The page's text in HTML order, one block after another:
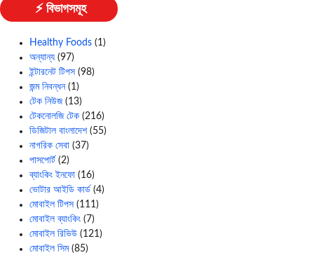
⚡ বিভাগসমূহ
Healthy Foods (1)
অন্যান্য (97)
ইন্টারনেট টিপস (98)
জন্ম নিবন্ধন(1)
টেক নিউজ(13)
টেকনোলজি টেক (216)
ডিজিটাল বাংলাদেশ(55)
নাগরিক সেবা (37)
পাসপোর্ট (2)
ব্যাংকিং ইনফো (16)
ভোটার আইডি কার্ড (4)
মোবাইল টিপস (111)
মোবাইল ব্যাংকিং (7)
মোবাইল রিভিউ (121)
মোবাইল সিম(85)